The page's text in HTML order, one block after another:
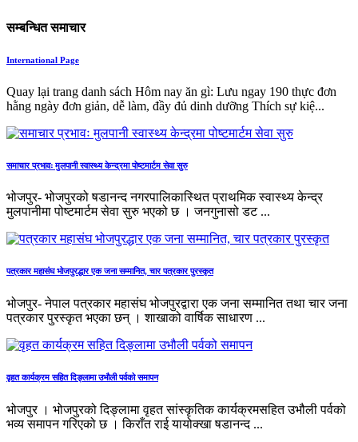
सम्बन्धित समाचार
International Page
Quay lại trang danh sách Hôm nay ăn gì: Lưu ngay 190 thực đơn
hằng ngày đơn giản, dễ làm, đầy đủ dinh dưỡng Thích sự kiệ...
समाचार प्रभावः मुलपानी स्वास्थ्य केन्द्रमा पोष्टमार्टम सेवा सुरु
भोजपुर- भोजपुरको षडानन्द नगरपालिकास्थित प्राथमिक स्वास्थ्य केन्द्र
मुलपानीमा पोष्टमार्टम सेवा सुरु भएको छ । जनगुनासो डट ...
पत्रकार महासंघ भोजपुरद्धार एक जना सम्मानित, चार पत्रकार पुरस्कृत
भोजपुर- नेपाल पत्रकार महासंघ भोजपुरद्वारा एक जना सम्मानित तथा चार जना
पत्रकार पुरस्कृत भएका छन् । शाखाको वार्षिक साधारण ...
वृहत कार्यक्रम सहित दिङ्लामा उभौली पर्वको समापन
भोजपुर । भोजपुरको दिङ्लामा वृहत सांस्कृतिक कार्यक्रमसहित उभौली पर्वको
भव्य समापन गरिएको छ । किराँत राई यायोक्खा षडानन्द ...